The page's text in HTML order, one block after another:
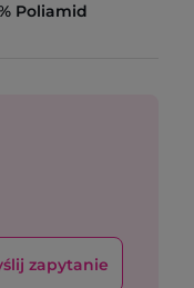
Poliamid
zapytanie